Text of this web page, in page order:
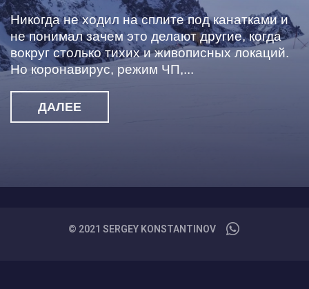
Никогда не ходил на сплите под канатками и
не понимал зачем это делают другие, когда
вокруг столько тихих и живописных локаций.
Но коронавирус, режим ЧП,...
ДАЛЕЕ
© 2021 SERGEY KONSTANTINOV